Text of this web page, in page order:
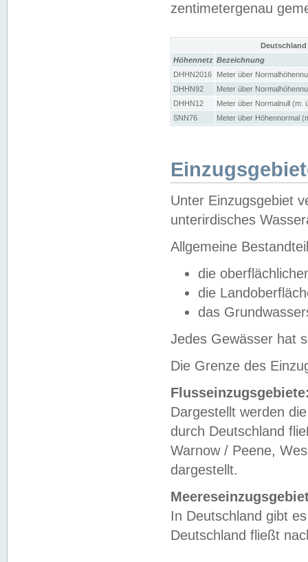
zentimetergenau
Höhennetz Bezeichnung
DHHN2016
Meter über
DHHN92
Meter über
DHHN12
Meter über Normalnull (m.
SNN76
Meter über Höhennormal
Unter Einzugsgebiet
unterirdisches
Allgemeine
die
die
das
Jedes Gewässer hat
Die Grenze des
Dargestellt werden
durch Deutschland
Warnow / Peene,
dargestellt.
In Deutschland gibt
Deutschland fließt